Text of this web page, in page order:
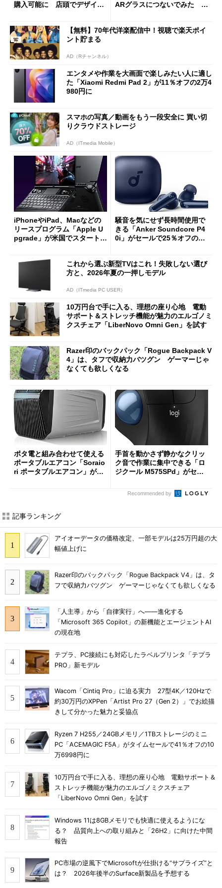
購入可能に 店頭でデザイン
ARグラスにつないでみた ゲ
【無料】70年代洋楽配信中！視聴で楽天ポイ
ント貯まる
AD（Rチャンネル）
エンタメや作業を大画面で楽しみたい人に適し
た「Xiaomi Redmi Pad 2」が11％オフの2万4
980円に
スマホの写真／動画をもう一段安全に 買い切
りクラウドストレージ
AD（ITmedia Mobile）
iPhoneやiPad、Macなどの
リースプログラム「Apple U
pgrade」が米国でスタート／
ut」が明...
騒音を気にせず長時間使用で
きる「Anker Soundcore P4
0i」がセールで25％オフの59
これから選ぶ新型TVはこれ！失敗しない選び
方と、2026年夏の一押しモデル
AD（ITmedia PC USER）
10万円台で手に入る、理想の座り心地 電動
サポート＆ストレッチ機能が魅力のエルゴノミ
クスチェア「LiberNovo Omni Gen」を試す
Razer印のバックパック「Rogue Backpack V
4」は、タフで収納力バツグン ゲーマーじゃ
なくても欲しくなる
ポタ電と組み合わせて使える
ポータブルエアコン「Soraio
ri ポータブルエアコン」がセ
手首を動かさず静かなクリッ
ク音で作業に集中できる「ロ
ジクール M575SPd」がセー
Recommended by
記事ランキング
アイオーデータの価格改定、一部モデルは25万円超の大
幅値上げに
Razer印のバックパック「Rogue Backpack V4」は、タ
フで収納力バツグン ゲーマーじゃなくても欲しくなる
「人主導」から「自律実行」へ――進化する
「Microsoft 365 Copilot」の新機能とエージェントAI
の現在地
テプラ、PC接続にも対応したラベルプリンタ「テプラ
PRO」新モデル
Wacom「Cintiq Pro」に迫る実力 27型4K／120Hzで
約30万円のXPPen「Artist Pro 27（Gen 2）」でお絵描
きして分かった魅力と妥協点
Ryzen 7 H255／24GBメモリ／1TBストレージのミニ
PC「ACEMAGIC F5A」がタイムセールで41％オフの10
万6998円に
10万円台で手に入る、理想の座り心地 電動サポート＆
ストレッチ機能が魅力のエルゴノミクスチェア
「LiberNovo Omni Gen」を試す
Windows 11は8GBメモリでも快適に使えるようにな
る？ 品質向上への取り組みと「26H2」に向けた中間
報告
PC市場の逆風下でMicrosoftが仕掛ける“サプライズ”と
は？ 2026年後半のSurface新製品を予想する